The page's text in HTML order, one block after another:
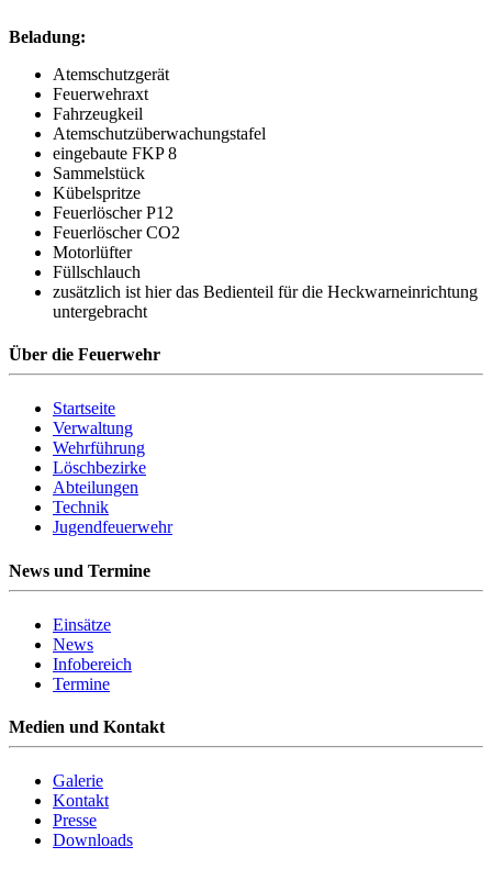
Beladung:
Atemschutzgerät
Feuerwehraxt
Fahrzeugkeil
Atemschutzüberwachungstafel
eingebaute FKP 8
Sammelstück
Kübelspritze
Feuerlöscher P12
Feuerlöscher CO2
Motorlüfter
Füllschlauch
zusätzlich ist hier das Bedienteil für die Heckwarneinrichtung
untergebracht
Über die Feuerwehr
Startseite
Verwaltung
Wehrführung
Löschbezirke
Abteilungen
Technik
Jugendfeuerwehr
News und Termine
Einsätze
News
Infobereich
Termine
Medien und Kontakt
Galerie
Kontakt
Presse
Downloads